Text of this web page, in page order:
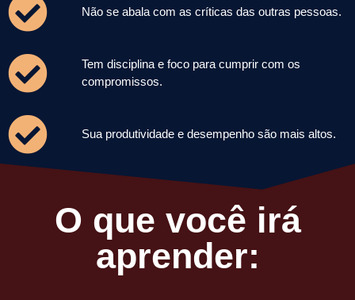
Não se abala com as críticas das outras pessoas.
Tem disciplina e foco para cumprir com os
compromissos.
Sua produtividade e desempenho são mais altos.
O que você irá
aprender: